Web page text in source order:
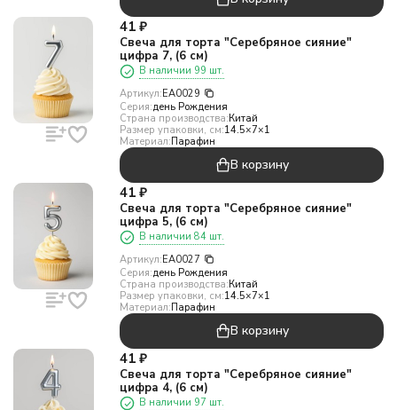
41 ₽
Свеча для торта "Серебряное сияние"
цифра 7, (6 см)
В наличии 99 шт.
Артикул:EA0029
Серия:день Рождения
Страна производства:Китай
Размер упаковки, см:14.5×7×1
Материал:Парафин
В корзину
41 ₽
Свеча для торта "Серебряное сияние"
цифра 5, (6 см)
В наличии 84 шт.
Артикул:EA0027
Серия:день Рождения
Страна производства:Китай
Размер упаковки, см:14.5×7×1
Материал:Парафин
В корзину
41 ₽
Свеча для торта "Серебряное сияние"
цифра 4, (6 см)
В наличии 97 шт.